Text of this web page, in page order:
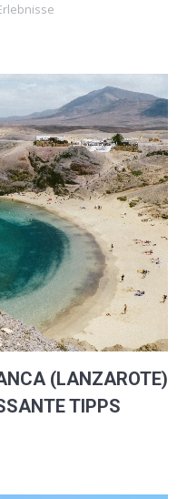
(LANZAROTE)
TIPPS